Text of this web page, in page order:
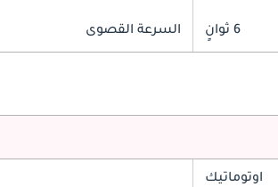
6 ثوانٍ السرعة القصوى
اوتوماتيك